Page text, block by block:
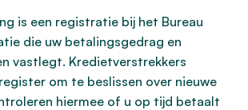
is een registratie bij het Bureau
die uw betalingsgedrag en
vastlegt. Kredietverstrekkers
om te beslissen over nieuwe
hiermee of u op tijd betaalt